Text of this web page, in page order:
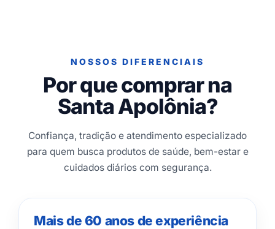
NOSSOS DIFERENCIAIS
Por que comprar na
Santa Apolônia?
Confiança, tradição e atendimento especializado
para quem busca produtos de saúde, bem-estar e
cuidados diários com segurança.
Mais de 60 anos de experiência